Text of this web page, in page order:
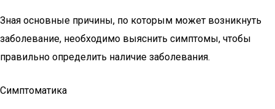
Зная основные причины, по которым может возникнуть
заболевание, необходимо выяснить симптомы, чтобы
правильно определить наличие заболевания.
Симптоматика